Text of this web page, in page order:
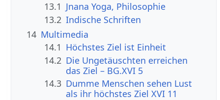
13.1 Jnana Yoga, Philosophie
13.2 Indische Schriften
14 Multimedia
14.1 Höchstes Ziel ist Einheit
14.2 Die Ungetäuschten erreichen
das Ziel – BG.XVI 5
14.3 Dumme Menschen sehen Lust
als ihr höchstes Ziel XVI 11